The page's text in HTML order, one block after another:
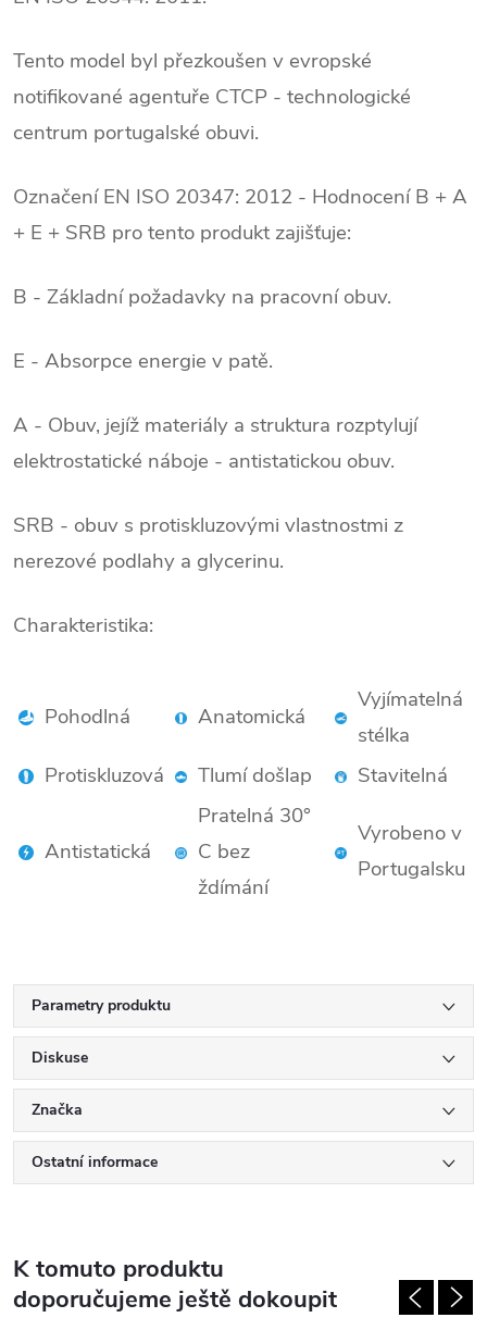
Tento model byl přezkoušen v evropské
notifikované agentuře CTCP - technologické
centrum portugalské obuvi.
Označení EN ISO 20347: 2012 - Hodnocení B + A
+ E + SRB pro tento produkt zajišťuje:
B - Základní požadavky na pracovní obuv.
E - Absorpce energie v patě.
A - Obuv, jejíž materiály a struktura rozptylují
elektrostatické náboje - antistatickou obuv.
SRB - obuv s protiskluzovými vlastnostmi z
nerezové podlahy a glycerinu.
Charakteristika:
Pohodlná Anatomická
Vyjímatelná
stélka
Protiskluzová
Tlumí došlap Stavitelná
Antistatická
Pratelná 30°
C bez
ždímání
Vyrobeno v
Portugalsku
Parametry produktu
Diskuse
Značka
Ostatní informace
K tomuto produktu
doporučujeme ještě dokoupit